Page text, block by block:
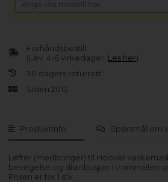
Produktinfo Spørsmål om
Løfter (medbringer) til Hoover
bevegelse og distribusjon i trommelen
Prisen er for 1 stk.
Forhåndsbestill
(Lev. 4-6 virkedager. Les her)
30 dagers returrett
Siden 2013